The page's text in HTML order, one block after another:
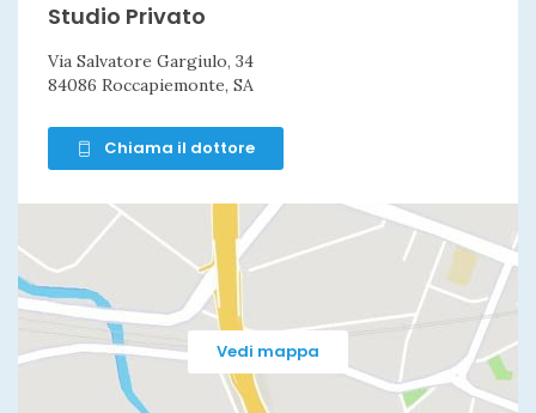
Studio Privato
Via Salvatore Gargiulo, 34
84086 Roccapiemonte, SA
Chiama il dottore
Vedi mappa